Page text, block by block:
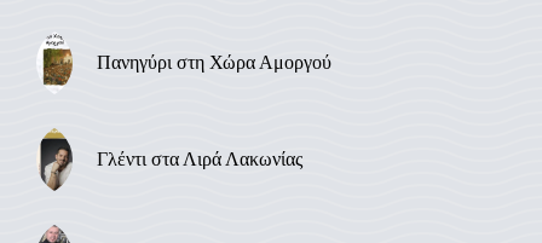
Πανηγύρι στη Χώρα Αμοργού
Γλέντι στα Λιρά Λακωνίας